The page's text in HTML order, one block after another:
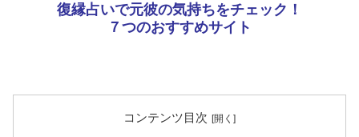
復縁占いで元彼の気持ちをチェック！
７つのおすすめサイト
コンテンツ目次